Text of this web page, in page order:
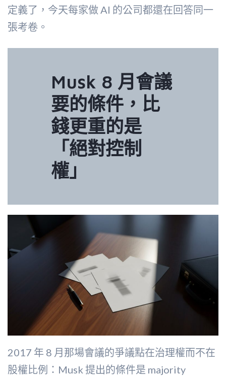
定義了，今天每家做 AI 的公司都還在回答同一
張考卷。
Musk 8 月會議
要的條件，比
錢更重的是
「絕對控制
權」
2017 年 8 月那場會議的爭議點在治理權而不在
股權比例：Musk 提出的條件是 majority